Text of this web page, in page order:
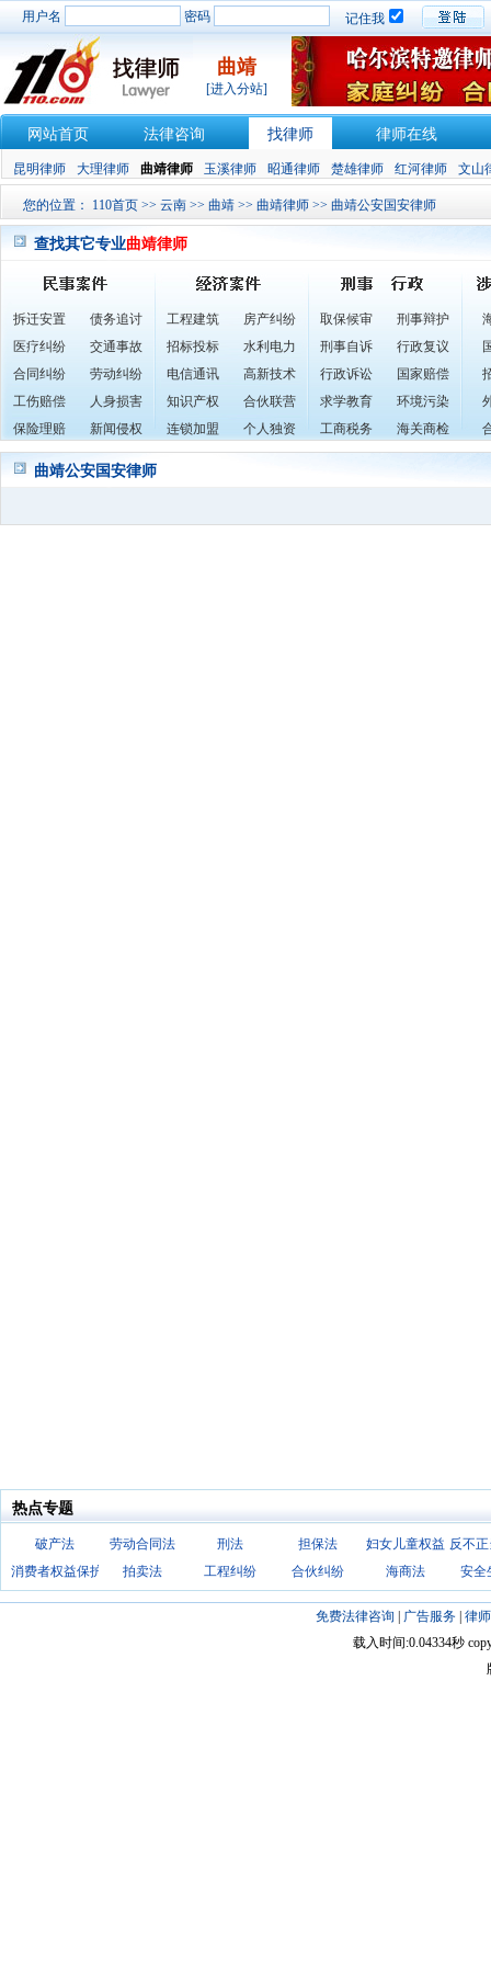
用户名 密码 记住我
曲靖
[进入分站]
网站首页 法律咨询 找律师 律师在线
昆明律师 大理律师 曲靖律师 玉溪律师 昭通律师 楚雄律师 红河律师 文山
您的位置： 110首页 >> 云南 >> 曲靖 >> 曲靖律师 >> 曲靖公安国安律师
查找其它专业曲靖律师
拆迁安置
债务追讨
医疗纠纷
交通事故
合同纠纷
劳动纠纷
工伤赔偿
人身损害
保险理赔
新闻侵权
工程建筑
房产纠纷
招标投标
水利电力
电信通讯
高新技术
知识产权
合伙联营
连锁加盟
个人独资
取保候审
刑事辩护
刑事自诉
行政复议
行政诉讼
国家赔偿
求学教育
环境污染
工商税务
海关商检
曲靖公安国安律师
热点专题
破产法 劳动合同法 刑法 担保法 妇女儿童权益 反不
消费者权益保护法
拍卖法 工程纠纷 合伙纠纷 海商法 安全
免费法律咨询 广告服务| 律
载入时间:0.04334秒